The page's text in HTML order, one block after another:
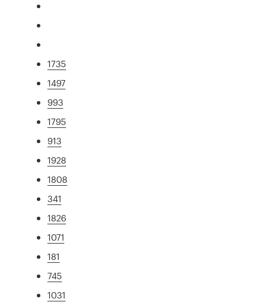
1735
1497
993
1795
913
1928
1808
341
1826
1071
181
745
1031